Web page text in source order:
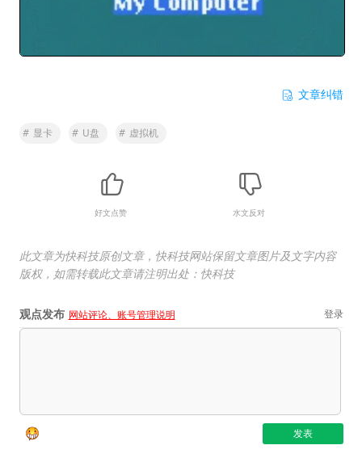
文章纠错
# 显卡 # U盘 # 虚拟机
好文点赞 水文反对
此文章为快科技原创文章，快科技网站保留文章图片及文字内容
版权，如需转载此文章请注明出处：快科技
观点发布 网站评论、账号管理说明 登录